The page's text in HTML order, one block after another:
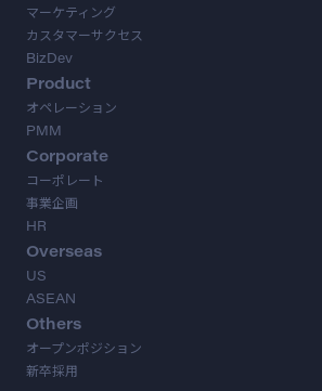
マーケティング
カスタマーサクセス
BizDev
Product
オペレーション
PMM
Corporate
コーポレート
事業企画
HR
Overseas
US
ASEAN
Others
オープンポジション
新卒採用